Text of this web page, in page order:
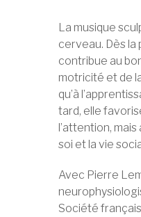
La musique
cerveau. Dès
contribue au
motricité et de
qu’à
tard, elle
l’attention,
soi et la vie
Avec Pierre
Société